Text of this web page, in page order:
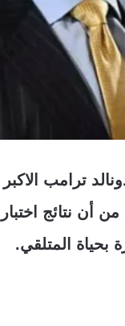
ترامب الاكبر
نتائج اختبار
بحياة المتلقي.